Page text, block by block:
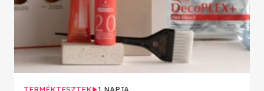
TERMÉKTESZTEK 1 NAPJA